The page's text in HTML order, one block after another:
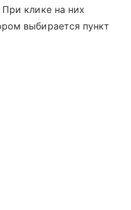
клике на них
выбирается пункт